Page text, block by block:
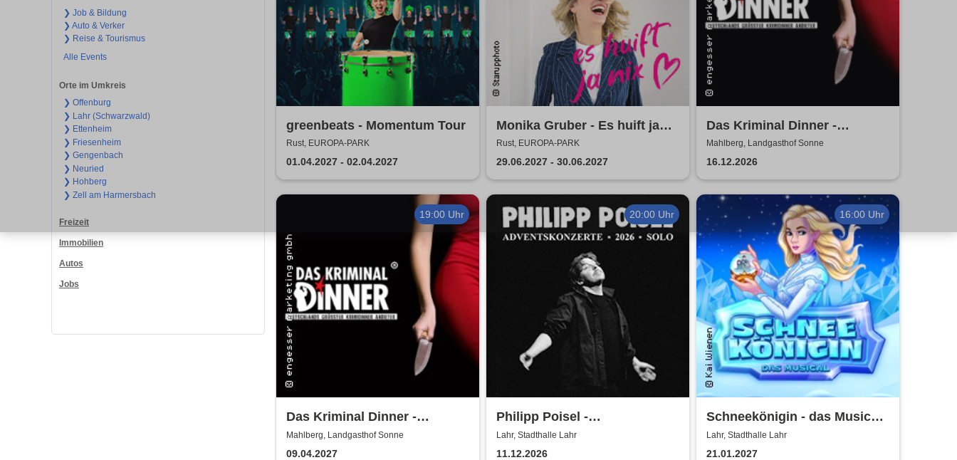
❯ Job & Bildung
❯ Auto & Verker
❯ Reise & Tourismus
Alle Events
Orte im Umkreis
❯ Offenburg
❯ Lahr (Schwarzwald)
❯ Ettenheim
❯ Friesenheim
❯ Gengenbach
❯ Neuried
❯ Hohberg
❯ Zell am Harmersbach
Freizeit
Immobilien
Autos
Jobs
greenbeats - Momentum Tour
Rust, EUROPA-PARK
01.04.2027 - 02.04.2027
Monika Gruber - Es huift ja
nix
Rust, EUROPA-PARK
29.06.2027 - 30.06.2027
Das Kriminal Dinner -
Hauptkommissar Schröder
ermittelt
Mahlberg, Landgasthof Sonne
16.12.2026
19:00 Uhr
Das Kriminal Dinner -
Alpenkrimi: Knödelmord beim
Gipfeltreffen
Mahlberg, Landgasthof Sonne
09.04.2027
20:00 Uhr
Philipp Poisel -
Adventskonzerte 2026 - Solo
Lahr, Stadthalle Lahr
11.12.2026
16:00 Uhr
Schneekönigin - das Musical |
Theater Liberi
Lahr, Stadthalle Lahr
21.01.2027